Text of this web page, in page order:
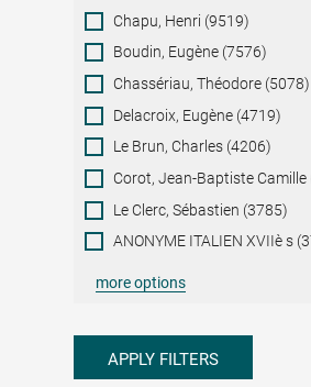
Chapu, Henri (9519)
Boudin, Eugène (7576)
Chassériau, Théodore (5078)
Delacroix, Eugène (4719)
Le Brun, Charles (4206)
Corot, Jean-Baptiste Camille
Le Clerc, Sébastien (3785)
ANONYME ITALIEN XVIIè s
more options
APPLY FILTERS